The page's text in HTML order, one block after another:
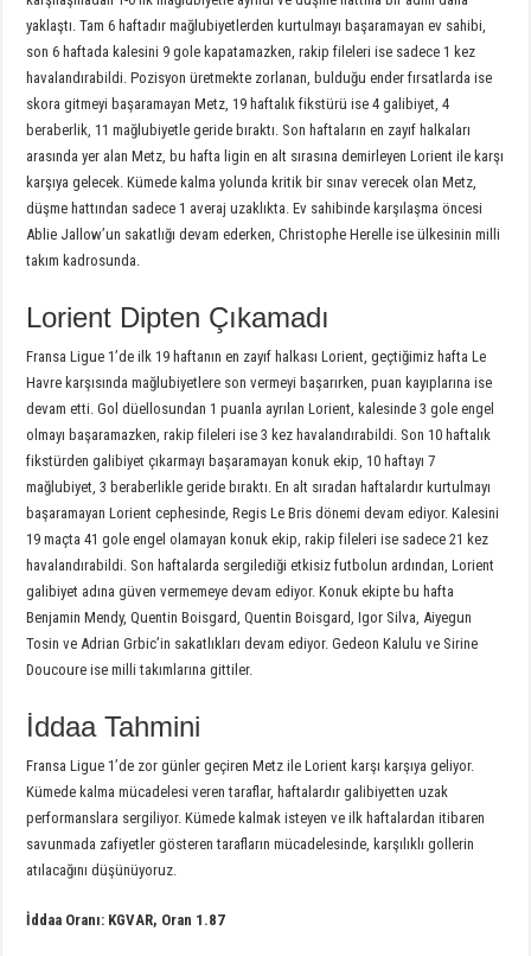
yaklaştı. Tam 6 haftadır mağlubiyetlerden kurtulmayı başaramayan ev sahibi,
son 6 haftada kalesini 9 gole kapatamazken, rakip fileleri ise sadece 1 kez
havalandırabildi. Pozisyon üretmekte zorlanan, bulduğu ender fırsatlarda ise
skora gitmeyi başaramayan Metz, 19 haftalık fikstürü ise 4 galibiyet, 4
beraberlik, 11 mağlubiyetle geride bıraktı. Son haftaların en zayıf halkaları
arasında yer alan Metz, bu hafta ligin en alt sırasına demirleyen Lorient ile karşı
karşıya gelecek. Kümede kalma yolunda kritik bir sınav verecek olan Metz,
düşme hattından sadece 1 averaj uzaklıkta. Ev sahibinde karşılaşma öncesi
Ablie Jallow’un sakatlığı devam ederken, Christophe Herelle ise ülkesinin milli
takım kadrosunda.
Lorient Dipten Çıkamadı
Fransa Ligue 1’de ilk 19 haftanın en zayıf halkası Lorient, geçtiğimiz hafta Le
Havre karşısında mağlubiyetlere son vermeyi başarırken, puan kayıplarına ise
devam etti. Gol düellosundan 1 puanla ayrılan Lorient, kalesinde 3 gole engel
olmayı başaramazken, rakip fileleri ise 3 kez havalandırabildi. Son 10 haftalık
fikstürden galibiyet çıkarmayı başaramayan konuk ekip, 10 haftayı 7
mağlubiyet, 3 beraberlikle geride bıraktı. En alt sıradan haftalardır kurtulmayı
başaramayan Lorient cephesinde, Regis Le Bris dönemi devam ediyor. Kalesini
19 maçta 41 gole engel olamayan konuk ekip, rakip fileleri ise sadece 21 kez
havalandırabildi. Son haftalarda sergilediği etkisiz futbolun ardından, Lorient
galibiyet adına güven vermemeye devam ediyor. Konuk ekipte bu hafta
Benjamin Mendy, Quentin Boisgard, Quentin Boisgard, Igor Silva, Aiyegun
Tosin ve Adrian Grbic’in sakatlıkları devam ediyor. Gedeon Kalulu ve Sirine
Doucoure ise milli takımlarına gittiler.
İddaa Tahmini
Fransa Ligue 1’de zor günler geçiren Metz ile Lorient karşı karşıya geliyor.
Kümede kalma mücadelesi veren taraflar, haftalardır galibiyetten uzak
performanslara sergiliyor. Kümede kalmak isteyen ve ilk haftalardan itibaren
savunmada zafiyetler gösteren tarafların mücadelesinde, karşılıklı gollerin
atılacağını düşünüyoruz.
İddaa Oranı: KGVAR, Oran 1.87